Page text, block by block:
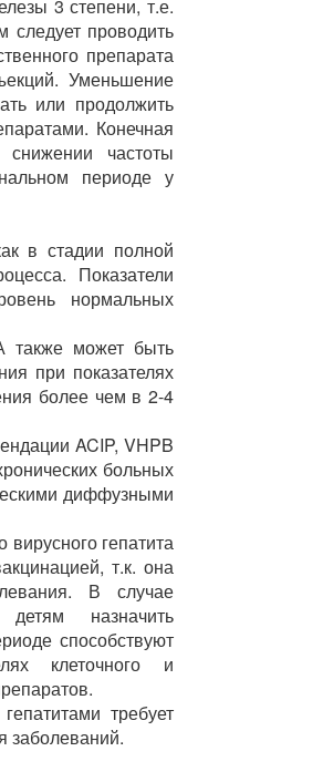
3 степени, т.е.
следует проводить
препарата
Уменьшение
или продолжить
Конечная
частоты
периоде у
в стадии полной
Показатели
нормальных
также может быть
при показателях
более чем в 2-4
ACIP, VHPB
больных
диффузными
гепатита
т.к. она
В случае
назначить
способствуют
клеточного и
требует
заболеваний.